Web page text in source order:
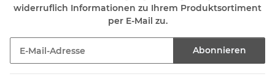
widerruflich Informationen zu Ihrem Produktsortiment
per E-Mail zu.
Abonnieren